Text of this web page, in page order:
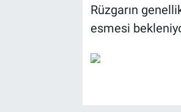
Rüzgarın
esmesi